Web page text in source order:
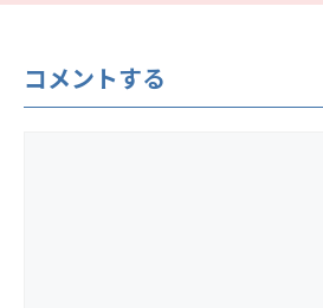
コメントする